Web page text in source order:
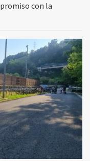
con la